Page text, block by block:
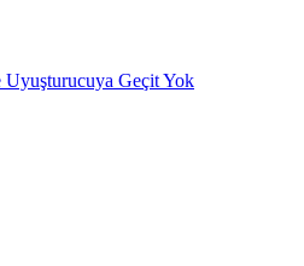
Uyuşturucuya Geçit Yok